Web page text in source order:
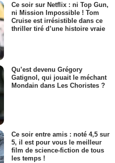
Ce soir sur Netflix : ni Top Gun,
ni Mission Impossible ! Tom
Cruise est irrésistible dans ce
thriller tiré d’une histoire vraie
Qu’est devenu Grégory
Gatignol, qui jouait le méchant
Mondain dans Les Choristes ?
Ce soir entre amis : noté 4,5 sur
5, il est pour vous le meilleur
film de science-fiction de tous
les temps !